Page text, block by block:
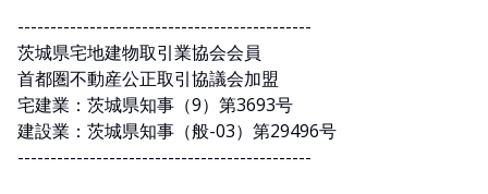
---------------------------------------------
茨城県宅地建物取引業協会会員
首都圏不動産公正取引協議会加盟
宅建業：茨城県知事（9）第3693号
建設業：茨城県知事（般-03）第29496号
---------------------------------------------